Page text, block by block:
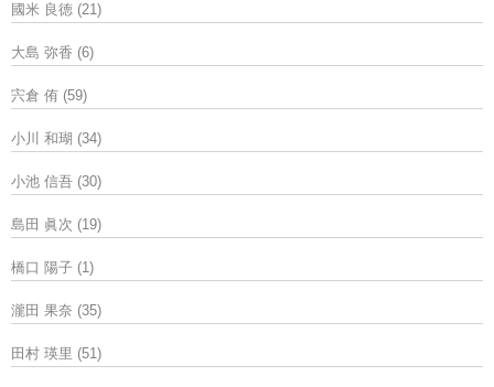
國米 良徳 (21)
大島 弥香 (6)
宍倉 侑 (59)
小川 和瑚 (34)
小池 信吾 (30)
島田 眞次 (19)
橋口 陽子 (1)
瀧田 果奈 (35)
田村 瑛里 (51)